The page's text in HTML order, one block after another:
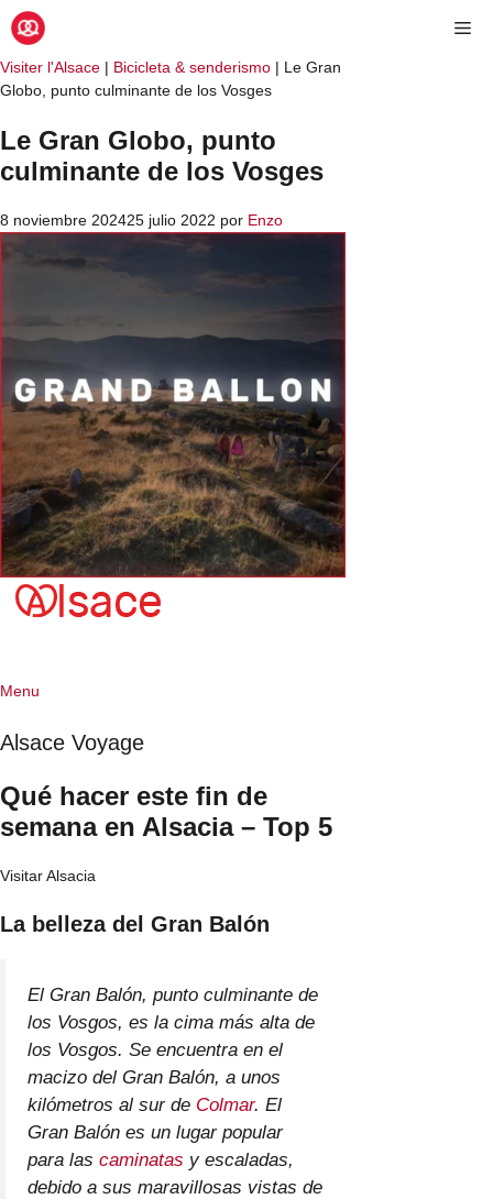
Visiter l'Alsace | Bicicleta & senderismo | Le Gran
Globo, punto culminante de los Vosges
Le Gran Globo, punto
culminante de los Vosges
8 noviembre 202425 julio 2022 por Enzo
Menu
Alsace Voyage
Qué hacer este fin de
semana en Alsacia – Top 5
Visitar Alsacia
La belleza del Gran Balón
El Gran Balón, punto culminante de
los Vosgos, es la cima más alta de
los Vosgos. Se encuentra en el
macizo del Gran Balón, a unos
kilómetros al sur de Colmar. El
Gran Balón es un lugar popular
para las caminatas y escaladas,
debido a sus maravillosas vistas de